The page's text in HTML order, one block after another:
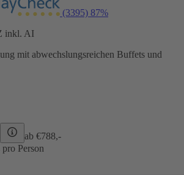
(3395) 87%
inkl. AI
mit abwechslungsreichen Buffets und
ab €788,-
pro Person